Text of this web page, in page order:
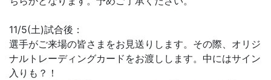
11/5(土)試合後：
選手がご来場の皆さまをお見送りします。その際、オリジ
ナルトレーディングカードをお渡しします。中にはサイン
入りも？！